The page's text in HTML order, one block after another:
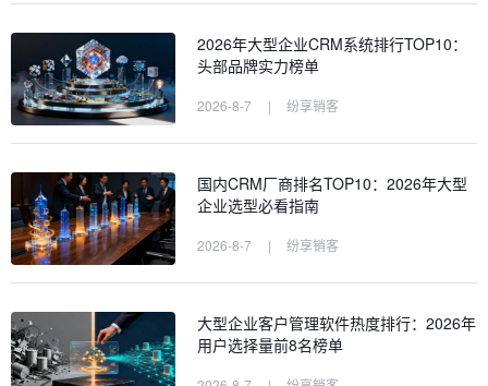
2026年大型企业CRM系统排行TOP10：
头部品牌实力榜单
2026-8-7 | 纷享销客
国内CRM厂商排名TOP10：2026年大型
企业选型必看指南
2026-8-7 | 纷享销客
大型企业客户管理软件热度排行：2026年
用户选择量前8名榜单